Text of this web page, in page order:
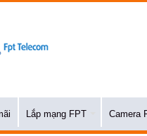
Lắp mạng FPT Camera